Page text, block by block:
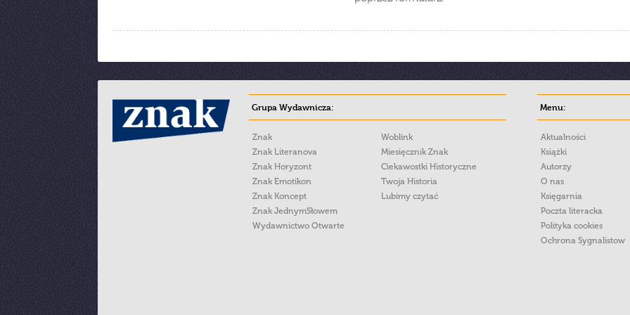
Grupa Wydawnicza:
Znak
Znak Literanova
Znak Horyzont
Znak Emotikon
Znak Koncept
Znak JednymSłowem
Wydawnictwo Otwarte
Woblink
Miesięcznik Znak
Ciekawostki Historyczne
Twoja Historia
Lubimy czytać
Menu:
Aktualności
Książki
Autorzy
O nas
Księgarnia
Poczta literacka
Polityka cookies
Ochrona Sygnalistow